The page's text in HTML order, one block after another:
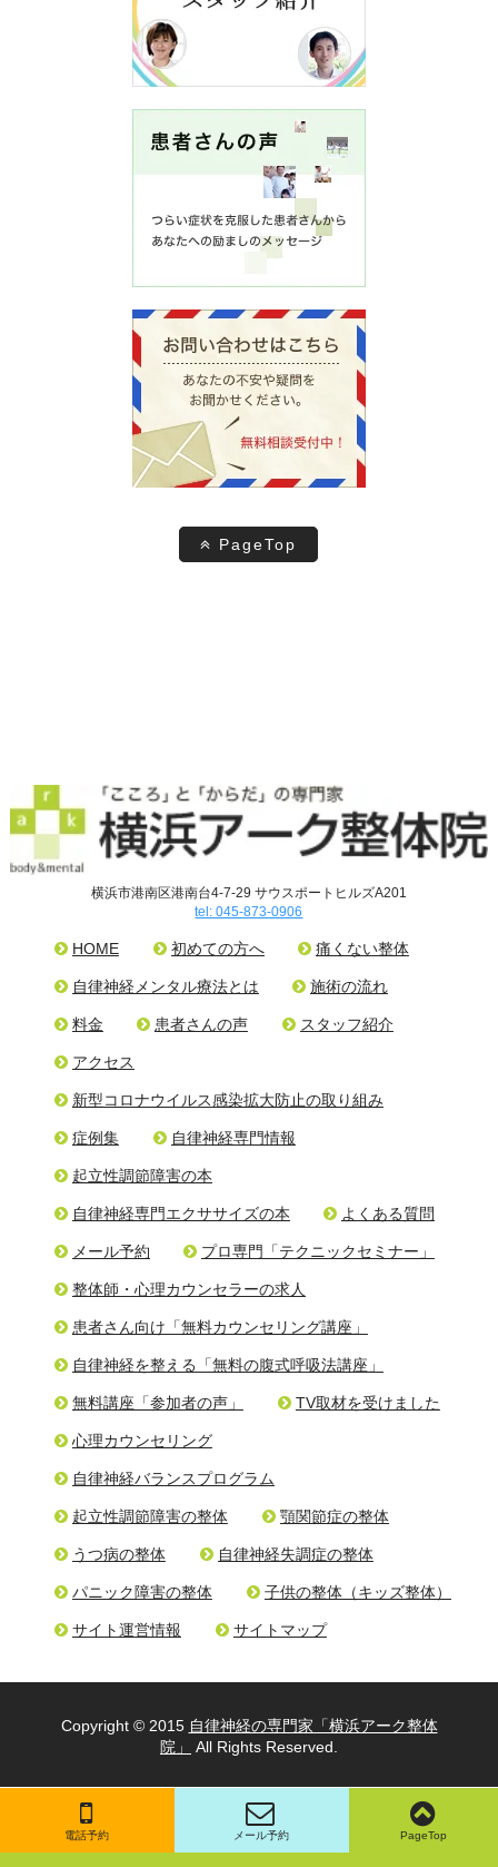
PageTop
電話予約 メール予約 PageTop
横浜市港南区港南台4-7-29 サウスポートヒルズA201
tel: 045-873-0906
HOME 初めての方へ 痛くない整体
自律神経メンタル療法とは 施術の流れ
料金 患者さんの声 スタッフ紹介
アクセス
新型コロナウイルス感染拡大防止の取り組み
症例集 自律神経専門情報
起立性調節障害の本
自律神経専門エクササイズの本 よくある質問
メール予約 プロ専門「テクニックセミナー」
整体師・心理カウンセラーの求人
患者さん向け「無料カウンセリング講座」
自律神経を整える「無料の腹式呼吸法講座」
無料講座「参加者の声」 TV取材を受けました
心理カウンセリング
自律神経バランスプログラム
起立性調節障害の整体 顎関節症の整体
うつ病の整体 自律神経失調症の整体
パニック障害の整体 子供の整体（キッズ整体）
サイト運営情報 サイトマップ
Copyright © 2015 自律神経の専門家「横浜アーク整体
院」
All Rights Reserved.